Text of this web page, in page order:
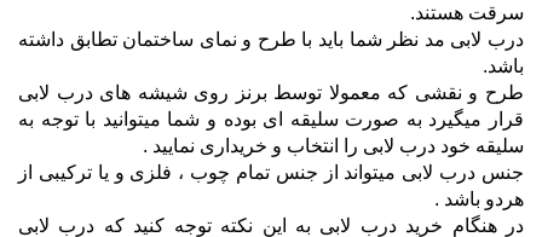
سرقت هستند.
درب لابی مد نظر شما باید با طرح و نمای ساختمان تطابق داشته
باشد.
طرح و نقشی که معمولا توسط برنز روی شیشه های درب لابی
قرار میگیرد به صورت سلیقه ای بوده و شما میتوانید با توجه به
سلیقه خود درب لابی را انتخاب و خریداری نمایید .
جنس درب لابی میتواند از جنس تمام چوب ، فلزی و یا ترکیبی از
هردو باشد .
در هنگام خرید درب لابی به این نکته توجه کنید که درب لابی